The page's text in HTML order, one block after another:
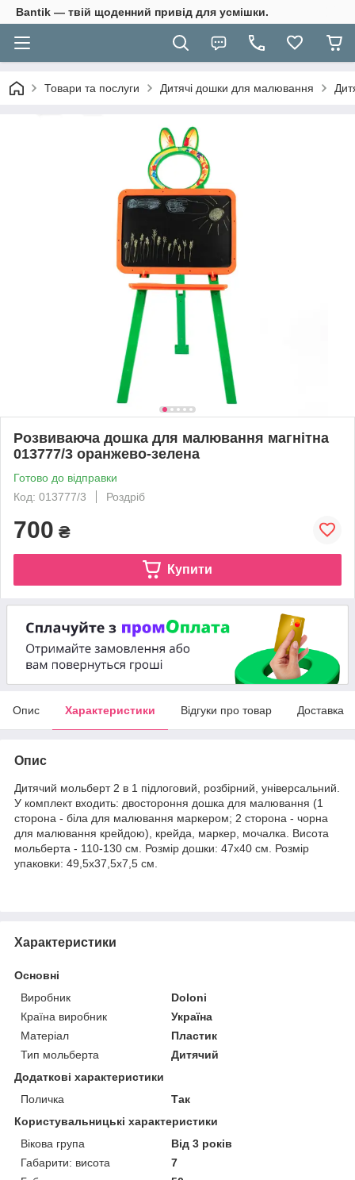
Bantik — твій щоденний привід для усмішки.
Товари та послуги Дитячі дошки для малювання
Розвиваюча дошка для малювання магнітна
013777/3 оранжево-зелена
Готово до відправки
Код: 013777/3
Роздріб
700 ₴
Купити
Опис Характеристики Відгуки про товар Доставка
Опис
Дитячий мольберт 2 в 1 підлоговий, розбірний, універсальний.
У комплект входить: двостороння дошка для малювання (1
сторона - біла для малювання маркером; 2 сторона - чорна
для малювання крейдою), крейда, маркер, мочалка. Висота
мольберта - 110-130 см. Розмір дошки: 47х40 см. Розмір
упаковки: 49,5х37,5х7,5 см.
Характеристики
Основні
Виробник
Doloni
Країна виробник
Україна
Матеріал
Пластик
Тип мольберта
Дитячий
Додаткові характеристики
Поличка
Так
Користувальницькі характеристики
Вікова група
Від 3 років
Габарити: висота
7